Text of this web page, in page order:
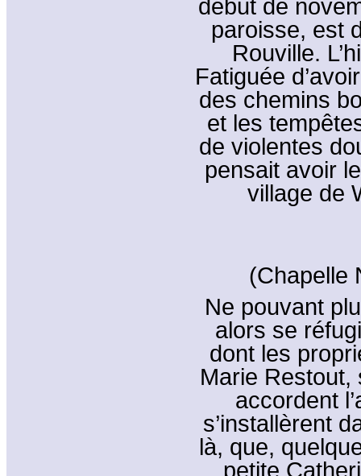
début de
paroisse, est
Rouville.
Fatiguée
des chemins
et les
de violentes
pensait avoir
village de
(Chapelle
Ne pouvant
alors se
dont les
Marie Restout,
accordent
s’installèrent
là, que,
petite